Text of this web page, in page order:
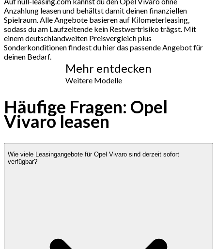
Anzahlung leasen und behältst damit deinen finanziellen
Spielraum. Alle Angebote basieren auf Kilometerleasing,
sodass du am Laufzeitende kein Restwertrisiko trägst. Mit
einem deutschlandweiten Preisvergleich plus
Sonderkonditionen findest du hier das passende Angebot für
deinen Bedarf.
Mehr entdecken
Weitere Modelle
Häufige Fragen: Opel
Vivaro leasen
Wie viele Leasingangebote für Opel Vivaro sind derzeit sofort
verfügbar?